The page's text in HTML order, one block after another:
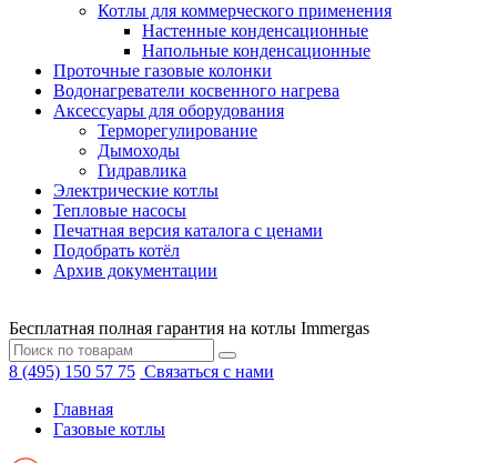
Котлы для коммерческого применения
Настенные конденсационные
Напольные конденсационные
Проточные газовые колонки
Водонагреватели косвенного нагрева
Аксессуары для оборудования
Терморегулирование
Дымоходы
Гидравлика
Электрические котлы
Тепловые насосы
Печатная версия каталога с ценами
Подобрать котёл
Архив документации
Бесплатная полная гарантия на котлы Immergas
8 (495) 150 57 75 Связаться с нами
Главная
Газовые котлы